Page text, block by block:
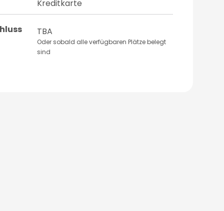
Kreditkarte
TBA
Oder sobald alle verfügbaren Plätze belegt
sind